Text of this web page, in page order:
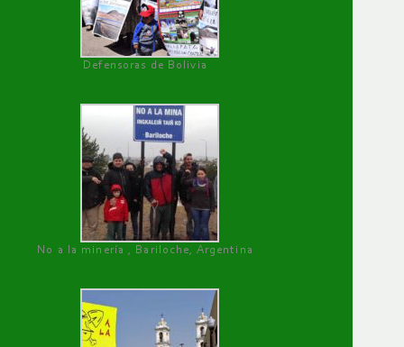
Defensoras de Bolivia
No a la minería , Bariloche, Argentina